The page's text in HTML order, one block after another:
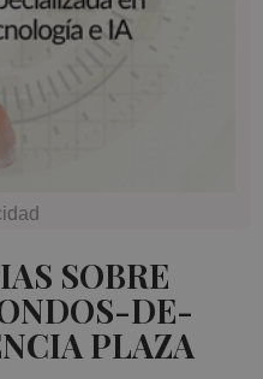
SOBRE
DE-
PLAZA